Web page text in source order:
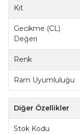
Kit
Gecikme (CL)
Değeri
Renk
Ram Uyumluluğu
Diğer Özellikler
Stok Kodu